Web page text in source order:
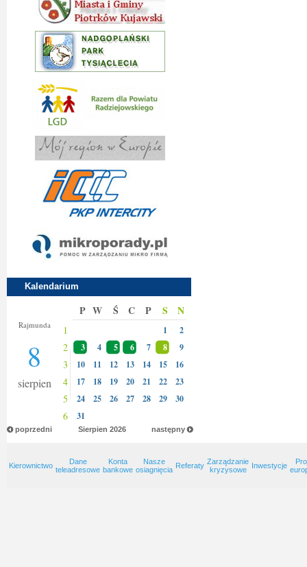
Kalendarium
Rajmunda
8
sierpien
P W Ś C P S N
1 1 2
2 3 4 5 6 7 8 9
3 10 11 12 13 14 15 16
4 17 18 19 20 21 22 23
5 24 25 26 27 28 29 30
6 31
poprzedni następny
Sierpien 2026
Kierownictwo
Dane
teleadresowe
Konta
bankowe
Nasze
osiagnięcia Referaty Zarządzanie
kryzysowe
Inwestycje